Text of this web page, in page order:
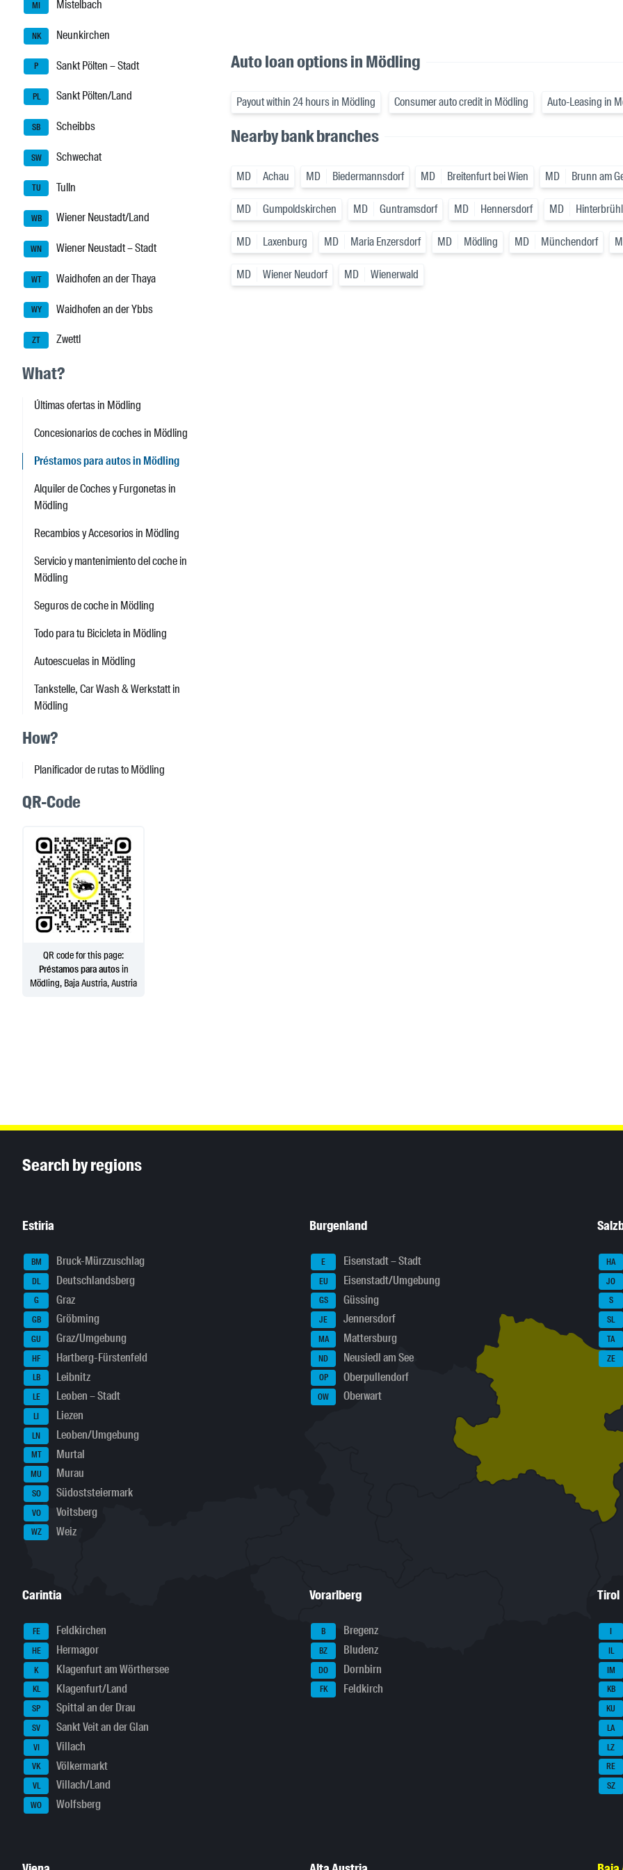
MI Mistelbach
NK Neunkirchen
P Sankt Pölten – Stadt
PL Sankt Pölten/Land
SB Scheibbs
SW Schwechat
TU Tulln
WB Wiener Neustadt/Land
WN Wiener Neustadt – Stadt
WT Waidhofen an der Thaya
WY Waidhofen an der Ybbs
ZT Zwettl
What?
Últimas ofertas in Mödling
Concesionarios de coches in Mödling
Préstamos para autos in Mödling
Alquiler de Coches y Furgonetas in
Mödling
Recambios y Accesorios in Mödling
Servicio y mantenimiento del coche in
Mödling
Seguros de coche in Mödling
Todo para tu Bicicleta in Mödling
Autoescuelas in Mödling
Tankstelle, Car Wash & Werkstatt in
Mödling
How?
Planificador de rutas to Mödling
QR-Code
QR code for this page:
Préstamos para autosin
Mödling, Baja Austria, Austria
Auto loan options in Mödling
Payout within 24 hours in Mödling Consumer auto credit in Mödling Auto-Leasing in
Nearby bank branches
MD Achau MD Biedermannsdorf MD Breitenfurt bei Wien MD Brunn am
MD Gumpoldskirchen MD Guntramsdorf MD Hennersdorf MD Hinterbrühl
MD Laxenburg MD Maria Enzersdorf MD Mödling MD Münchendorf
MD Wiener Neudorf MD Wienerwald
Search by regions
Estiria
BM Bruck-Mürzzuschlag
DL Deutschlandsberg
G Graz
GB Gröbming
GU Graz/Umgebung
HF Hartberg-Fürstenfeld
LB Leibnitz
LE Leoben – Stadt
LI Liezen
LN Leoben/Umgebung
MT Murtal
MU Murau
SO Südoststeiermark
VO Voitsberg
WZ Weiz
Burgenland
E Eisenstadt – Stadt
EU Eisenstadt/Umgebung
GS Güssing
JE Jennersdorf
MA Mattersburg
ND Neusiedl am See
OP Oberpullendorf
OW Oberwart
HA
JO
S
SL
TA
ZE
Carintia
FE Feldkirchen
HE Hermagor
K Klagenfurt am Wörthersee
KL Klagenfurt/Land
SP Spittal an der Drau
SV Sankt Veit an der Glan
VI Villach
VK Völkermarkt
VL Villach/Land
WO Wolfsberg
Vorarlberg
B Bregenz
BZ Bludenz
DO Dornbirn
FK Feldkirch
Tirol
I
IL
IM
KB
KU
LA
LZ
RE
SZ